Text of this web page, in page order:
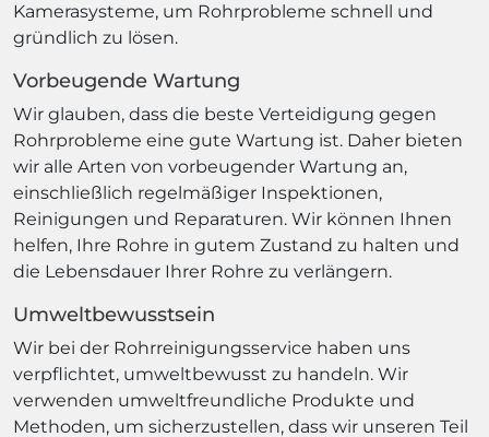
Kamerasysteme, um Rohrprobleme schnell und
gründlich zu lösen.
Vorbeugende Wartung
Wir glauben, dass die beste Verteidigung gegen
Rohrprobleme eine gute Wartung ist. Daher bieten
wir alle Arten von vorbeugender Wartung an,
einschließlich regelmäßiger Inspektionen,
Reinigungen und Reparaturen. Wir können Ihnen
helfen, Ihre Rohre in gutem Zustand zu halten und
die Lebensdauer Ihrer Rohre zu verlängern.
Umweltbewusstsein
Wir bei der Rohrreinigungsservice haben uns
verpflichtet, umweltbewusst zu handeln. Wir
verwenden umweltfreundliche Produkte und
Methoden, um sicherzustellen, dass wir unseren Teil